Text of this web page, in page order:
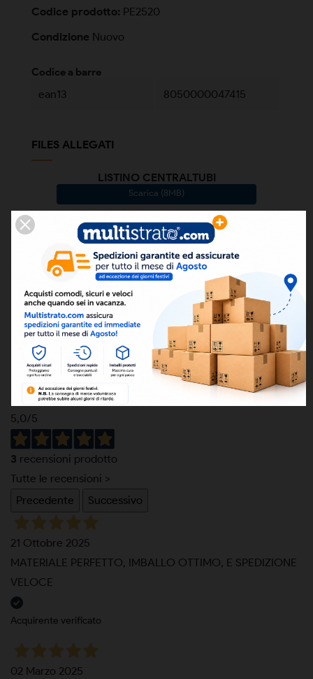
Codice prodotto: PE2520
Condizione Nuovo
Codice a barre
ean13 8050000047415
FILES ALLEGATI
LISTINO CENTRALTUBI
Scarica (8MB)
CERTIFICATO IIP UNI ISO 45001-2018
Scarica (484.19KB)
CERTIFICATO IIP UNI EN ISO 9001-2015
Scarica (179.05KB)
CERTIFICATO IIP UNI EN ISO 14001-2015
Scarica (178.13KB)
Eccellente
5,0/5
3 recensioni prodotto
Tutte le recensioni >
Precedente
Successivo
21 Ottobre 2025
MATERIALE PERFETTO, IMBALLO OTTIMO, E SPEDIZIONE
VELOCE
Acquirente verificato
02 Marzo 2025